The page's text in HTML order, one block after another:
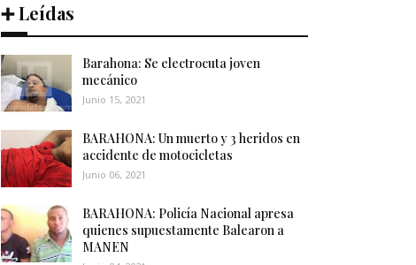
➕ Leídas
Barahona: Se electrocuta joven
mecánico
Junio 15, 2021
BARAHONA: Un muerto y 3 heridos en
accidente de motocicletas
Junio 06, 2021
BARAHONA: Policía Nacional apresa
quienes supuestamente Balearon a
MANEN